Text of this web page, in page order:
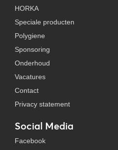
HORKA
Speciale producten
Polygiene
Sponsoring
Onderhoud
Vacatures
Contact
Privacy statement
Social Media
Facebook